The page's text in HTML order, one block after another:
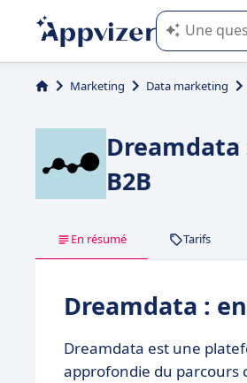
L'IA de
Marketing Data marketing
Dreamdata
B2B
En résumé Tarifs
Dreamdata :
Dreamdata est une
approfondie du parcours